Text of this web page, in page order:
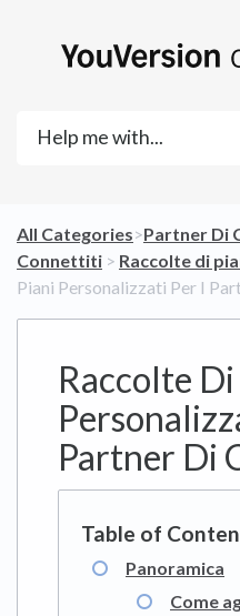
All Categories​>​​Partner Di
Connettiti ​ > ​ ​Raccolte di
Piani Personalizzati Per I
Raccolte
Partner Di
Panoramica
Come